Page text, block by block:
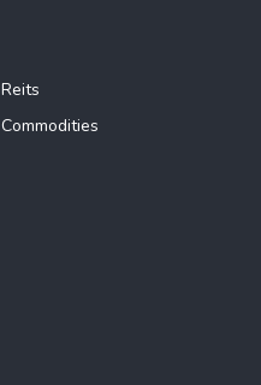
Reits
Commodities